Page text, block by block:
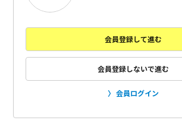
会員登録して進む
会員登録しないで進む
会員ログイン